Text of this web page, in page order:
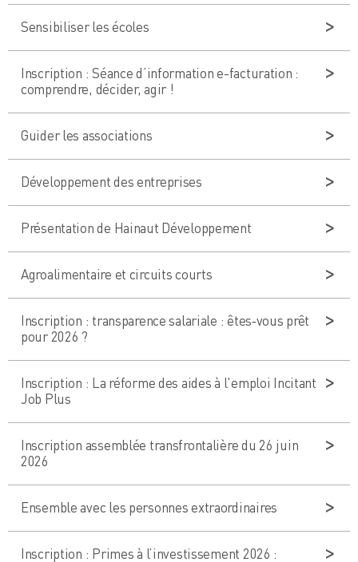
Sensibiliser les écoles
Inscription : Séance d’information e-facturation :
comprendre, décider, agir !
Guider les associations
Développement des entreprises
Présentation de Hainaut Développement
Agroalimentaire et circuits courts
Inscription : transparence salariale : êtes‑vous prêt
pour 2026 ?
Inscription : La réforme des aides à l'emploi Incitant
Job Plus
Inscription assemblée transfrontalière du 26 juin
2026
Ensemble avec les personnes extraordinaires
Inscription : Primes à l’investissement 2026 :